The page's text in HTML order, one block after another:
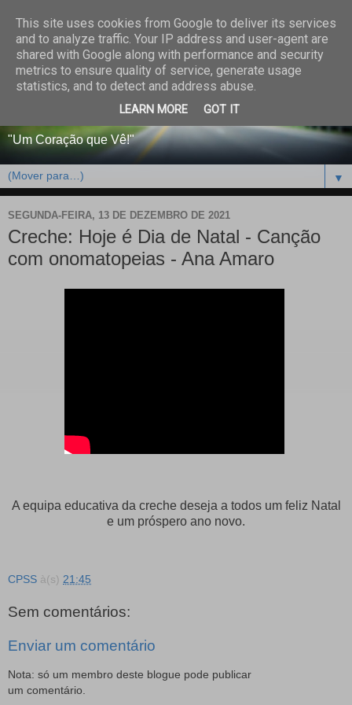
CENTRO PAROQUIAL E
SOCIAL DO SALVADOR
DE BEJA
"Um Coração que Vê!"
▼
SEGUNDA-FEIRA, 13 DE DEZEMBRO DE 2021
Creche: Hoje é Dia de Natal - Canção
com onomatopeias - Ana Amaro
A equipa educativa da creche deseja a todos um feliz Natal
e um próspero ano novo.
CPSS à(s) 21:45
Sem comentários:
Enviar um comentário
Nota: só um membro deste blogue pode publicar
um comentário.
This site uses cookies from Google to deliver its services
and to analyze traffic. Your IP address and user-agent are
shared with Google along with performance and security
metrics to ensure quality of service, generate usage
statistics, and to detect and address abuse.
LEARN MORE GOT IT